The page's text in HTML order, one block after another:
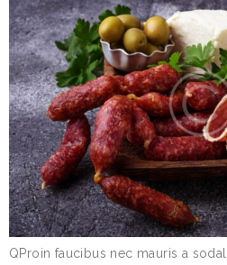
QProin faucibus nec mauris a